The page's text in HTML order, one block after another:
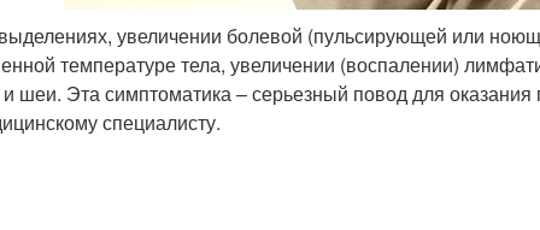
увеличении болевой (пульсирующей или
температуре тела, увеличении (воспалении)
и шеи. Эта симптоматика – серьезный повод для
специалисту.